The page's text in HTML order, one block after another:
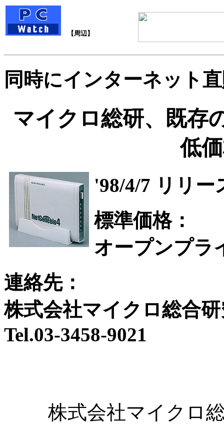
【周辺】
同時にインターネット
マイクロ総研、既存
低
'98/4/7 リリー
標準価格：
オープンプラ
連絡先：
株式会社マイクロ総合
Tel.03-3458-9021
株式会社マイクロ総